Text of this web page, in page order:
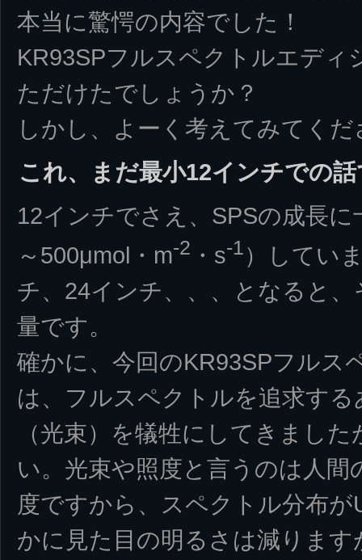
本当に驚愕の内容でした！
KR93SPフルスペクトルエディ
ただけたでしょうか？
しかし、よーく考えてみてくだ
これ、まだ最小12インチでの
12インチでさえ、SPSの成長
～500μmol・m-2 ・s-1）してい
チ、24インチ、、、となると
量です。
確かに、今回のKR93SPフルス
は、フルスペクトルを追求す
（光束）を犠牲にしてきまし
い。光束や照度と言うのは人
度ですから、スペクトル分布
かに見た目の明るさは減ります